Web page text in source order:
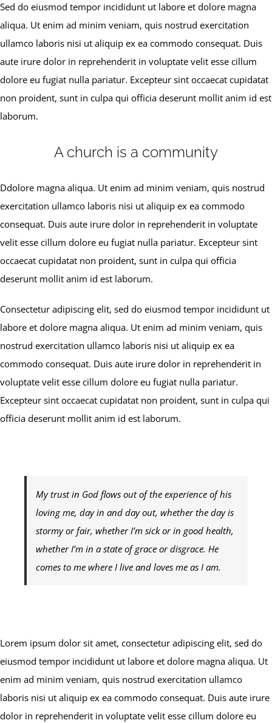
Sed do eiusmod tempor incididunt ut labore et dolore magna
aliqua. Ut enim ad minim veniam, quis nostrud exercitation
ullamco laboris nisi ut aliquip ex ea commodo consequat. Duis
aute irure dolor in reprehenderit in voluptate velit esse cillum
dolore eu fugiat nulla pariatur. Excepteur sint occaecat cupidatat
non proident, sunt in culpa qui officia deserunt mollit anim id est
laborum.
A church is a community
Ddolore magna aliqua. Ut enim ad minim veniam, quis nostrud
exercitation ullamco laboris nisi ut aliquip ex ea commodo
consequat. Duis aute irure dolor in reprehenderit in voluptate
velit esse cillum dolore eu fugiat nulla pariatur. Excepteur sint
occaecat cupidatat non proident, sunt in culpa qui officia
deserunt mollit anim id est laborum.
Consectetur adipiscing elit, sed do eiusmod tempor incididunt ut
labore et dolore magna aliqua. Ut enim ad minim veniam, quis
nostrud exercitation ullamco laboris nisi ut aliquip ex ea
commodo consequat. Duis aute irure dolor in reprehenderit in
voluptate velit esse cillum dolore eu fugiat nulla pariatur.
Excepteur sint occaecat cupidatat non proident, sunt in culpa qui
officia deserunt mollit anim id est laborum.
My trust in God flows out of the experience of his
loving me, day in and day out, whether the day is
stormy or fair, whether I’m sick or in good health,
whether I’m in a state of grace or disgrace. He
comes to me where I live and loves me as I am.
Lorem ipsum dolor sit amet, consectetur adipiscing elit, sed do
eiusmod tempor incididunt ut labore et dolore magna aliqua. Ut
enim ad minim veniam, quis nostrud exercitation ullamco
laboris nisi ut aliquip ex ea commodo consequat. Duis aute irure
dolor in reprehenderit in voluptate velit esse cillum dolore eu